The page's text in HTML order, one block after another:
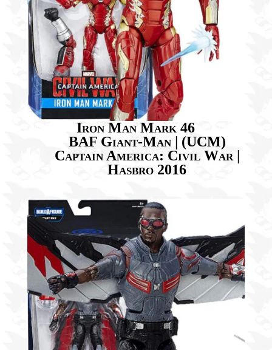
Iron Man Mark 46
BAF Giant-Man | (UCM)
Captain America: Civil War |
Hasbro 2016